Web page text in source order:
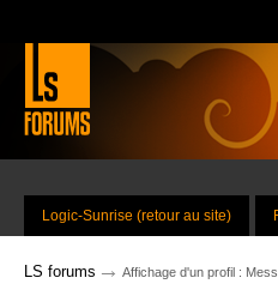
Logic-Sunrise (retour au site)
LS forums → Affichage d'un profil :